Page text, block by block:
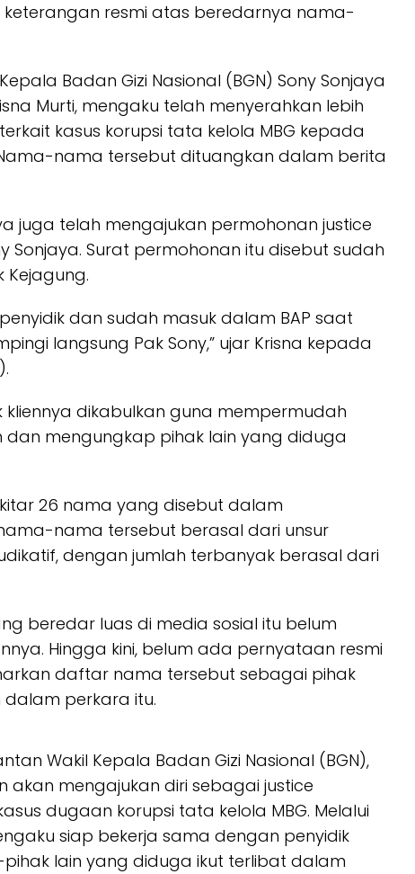
resmi atas beredarnya nama-
Badan Gizi Nasional (BGN) Sony Sonjaya
Murti, mengaku telah menyerahkan lebih
kasus korupsi tata kelola MBG kepada
nama tersebut dituangkan dalam berita
juga telah mengajukan permohonan justice
Sonjaya. Surat permohonan itu disebut sudah
Kejagung.
dan sudah masuk dalam BAP saat
langsung Pak Sony,” ujar Krisna kepada
dikabulkan guna mempermudah
mengungkap pihak lain yang diduga
26 nama yang disebut dalam
nama tersebut berasal dari unsur
dengan jumlah terbanyak berasal dari
beredar luas di media sosial itu belum
Hingga kini, belum ada pernyataan resmi
daftar nama tersebut sebagai pihak
perkara itu.
Wakil Kepala Badan Gizi Nasional (BGN),
akan mengajukan diri sebagai justice
dugaan korupsi tata kelola MBG. Melalui
siap bekerja sama dengan penyidik
lain yang diduga ikut terlibat dalam